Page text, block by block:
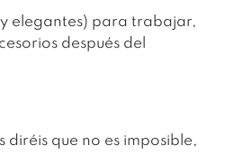
elegantes) para trabajar,
después del
diréis que no es imposible,